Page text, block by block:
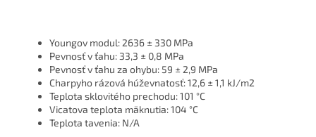
Youngov modul: 2636 ± 330 MPa
Pevnosť v ťahu: 33,3 ± 0,8 MPa
Pevnosť v ťahu za ohybu: 59 ± 2,9 MPa
Charpyho rázová húževnatosť: 12,6 ± 1,1 kJ/m2
Teplota sklovitého prechodu: 101 °C
Vicatova teplota mäknutia: 104 °C
Teplota tavenia: N/A